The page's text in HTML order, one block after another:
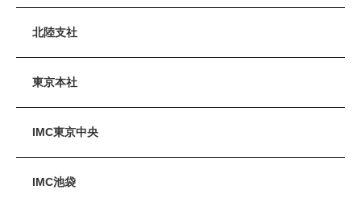
北陸支社
東京本社
IMC東京中央
IMC池袋